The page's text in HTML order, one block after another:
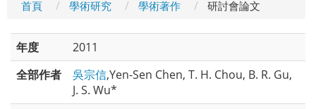
首頁 學術研究 學術著作 研討會論文
年度
2011
全部作者
吳宗信,Yen-Sen Chen, T. H. Chou, B. R. Gu,
J. S. Wu*